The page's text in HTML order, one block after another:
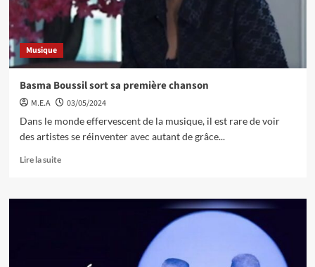
Musique
Basma Boussil sort sa première chanson
M.E.A
03/05/2024
Dans le monde effervescent de la musique, il est rare de voir
des artistes se réinventer avec autant de grâce...
Lire la suite